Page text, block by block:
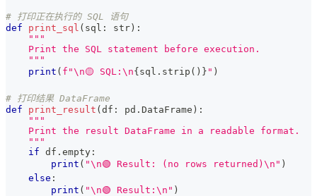
# 打印正在执行的 SQL 语句
def
print_sql ( sql : str ) :
"""
    Print the SQL statement before execution.
    """
print ( f"\n🟡 SQL:\n{ sql . strip ( ) } " )
# 打印结果 DataFrame
def
print_result ( df : pd . DataFrame ) :
"""
    Print the result DataFrame in a readable format.
    """
if df . empty :
print ( "\n🟢 Result: (no rows returned)\n" )
else :
print ( "\n🟢 Result:\n" )